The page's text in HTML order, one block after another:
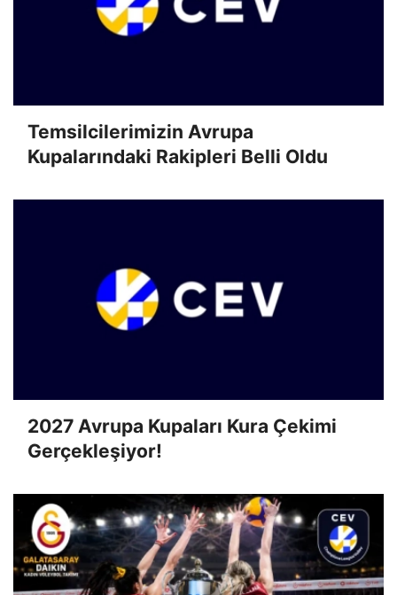
Temsilcilerimizin Avrupa
Kupalarındaki Rakipleri Belli Oldu
2027 Avrupa Kupaları Kura Çekimi
Gerçekleşiyor!